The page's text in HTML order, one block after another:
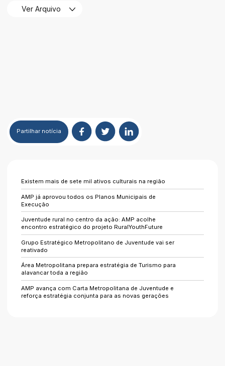
Ver Arquivo
Partilhar notícia
Existem mais de sete mil ativos culturais na região
AMP já aprovou todos os Planos Municipais de
Execução
Juventude rural no centro da ação: AMP acolhe
encontro estratégico do projeto RuralYouthFuture
Grupo Estratégico Metropolitano de Juventude vai ser
reativado
Área Metropolitana prepara estratégia de Turismo para
alavancar toda a região
AMP avança com Carta Metropolitana de Juventude e
reforça estratégia conjunta para as novas gerações